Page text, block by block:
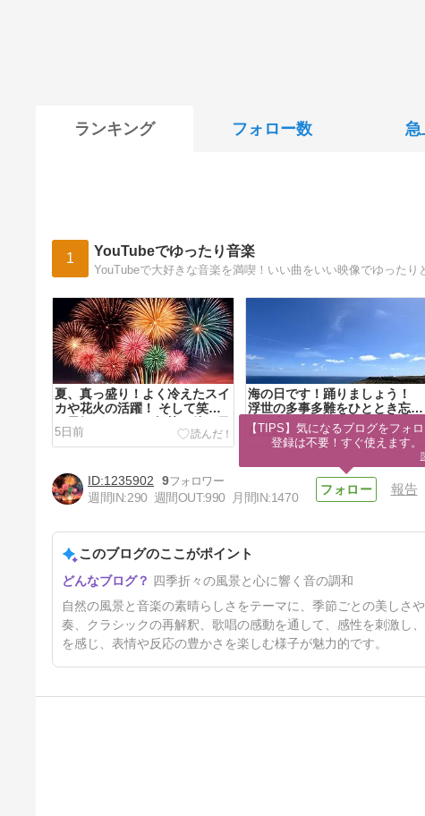
ランキング フォロー数 急
1 YouTubeでゆったり音楽
YouTubeで大好きな音楽を満喫！いい曲をいい映像でゆったり
夏、真っ盛り！よく冷えたスイ
カや花火の活躍！ そして笑顔
と元気があふれる軽快で粋な日
本のロカビリーを！ 『Goody
Goody Girl』『ノッてけ！
5日前
海の日です！踊りましょう！
浮世の多事多難をひととき忘
れ、上を向いて生きましょう！
『ダイナミック琉球〜OTV "ミ
ュージックエール" ver〜&〜ち
むどんどんmix ver〜』
Chuning Candy
18日前
6月の美を満喫中！緑と川の音
と鳥たちの色々な声の美しさ
人たちの表情や反応も美しい！
海外ストリートピアノ『ハリ
ー・ポッター』『愛の讃歌』な
ど
61日前
1235902
9
週間IN:290 週間OUT:990 月間IN:1470
報告
このブログのここがポイント
四季折々の風景と心に響く音の調和
自然の風景と音楽の素晴らしさをテーマに、季節ごとの美しさ
奏、クラシックの再解釈、歌唱の感動を通して、感性を刺激し
を感じ、表情や反応の豊かさを楽しむ様子が魅力的です。
【TIPS】気になるブログをフォロ
登録は不要！すぐ使えます。